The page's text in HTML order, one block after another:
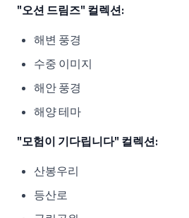
"오션 드림즈" 컬렉션:
해변 풍경
수중 이미지
해안 풍경
해양 테마
"모험이 기다립니다" 컬렉션:
산봉우리
등산로